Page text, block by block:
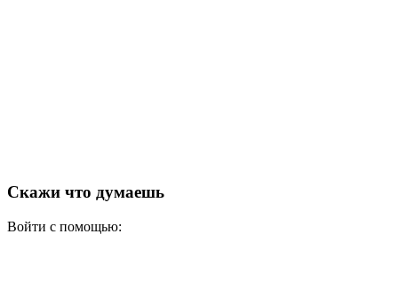
Скажи что думаешь
Войти с помощью: